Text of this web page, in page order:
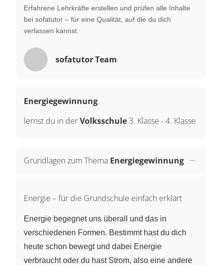
Erfahrene Lehrkräfte erstellen und prüfen alle Inhalte
bei sofatutor – für eine Qualität, auf die du dich
verlassen kannst.
sofatutor Team
Energiegewinnung
lernst du in derVolksschule 3. Klasse -4. Klasse
Grundlagen zum Thema Energiegewinnung
Energie – für die Grundschule einfach erklärt
Energie begegnet uns überall und das in
verschiedenen Formen. Bestimmt hast du dich
heute schon bewegt und dabei Energie
verbraucht oder du hast Strom, also eine andere